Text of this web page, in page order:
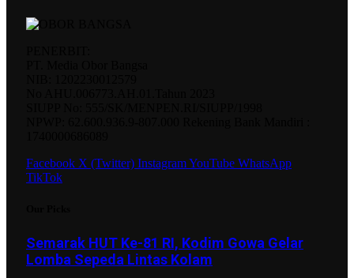
Facebook X (Twitter) InstagramYouTube WhatsApp
TikTok
Semarak HUT Ke-81 RI, Kodim Gowa Gelar
Lomba Sepeda Lintas Kolam